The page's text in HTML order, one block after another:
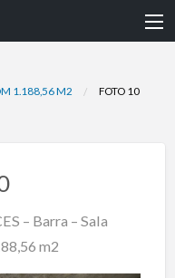
1.188,56 M2
FOTO 10
– Barra – Sala
m2